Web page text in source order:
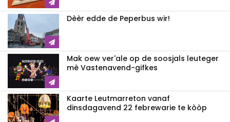
Dèèr edde de Peperbus wir!
Mak oew ver'ale op de soosjals leuteger
mè Vastenavend-gifkes
Kaarte Leutmarreton vanaf
dinsdagavend 22 febrewarie te kòòp